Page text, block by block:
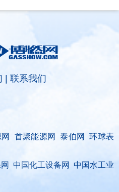
联系我们
首聚能源网 泰伯网 环球表
中国化工设备网 中国水工业